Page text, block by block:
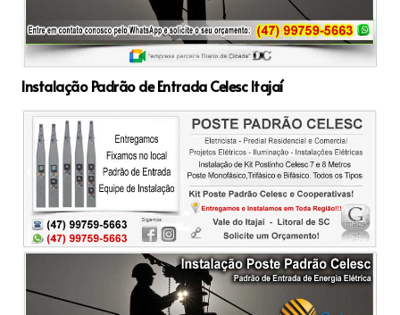
Instalação Padrão de Entrada Celesc Itajaí